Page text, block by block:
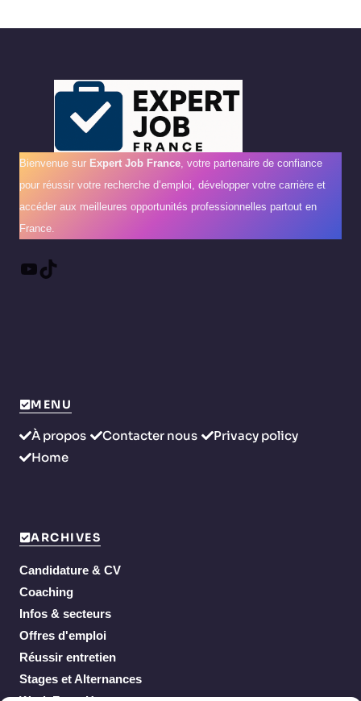
Bienvenue sur Expert Job France , votre partenaire de confiance
pour réussir votre recherche d’emploi, développer votre carrière et
accéder aux meilleures opportunités professionnelles partout en
France.
YouTube
TikTok
MENU
À propos Contacter nous
Privacy policy
Home
ARCHIVES
Candidature & CV
Coaching
Infos & secteurs
Offres d'emploi
Réussir entretien
Stages et Alternances